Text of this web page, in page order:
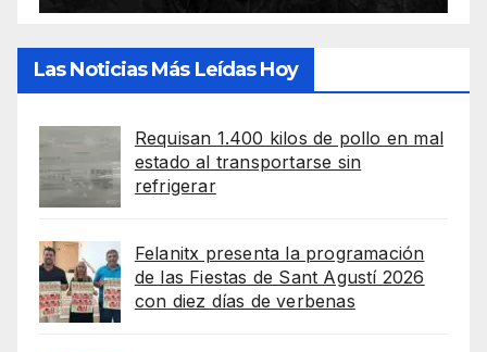
Las Noticias Más Leídas Hoy
Requisan 1.400 kilos de pollo en mal
estado al transportarse sin
refrigerar
Felanitx presenta la programación
de las Fiestas de Sant Agustí 2026
con diez días de verbenas